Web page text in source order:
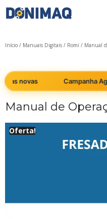
Início / Manuais Digitais / Romi / Manual
novas Campanha
Manual de
Oferta!